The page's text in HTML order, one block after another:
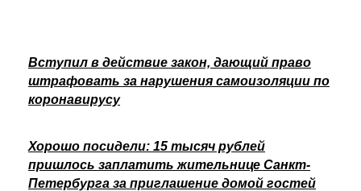
Вступил в действие закон, дающий право
штрафовать за нарушения самоизоляции по
коронавирусу
Хорошо посидели: 15 тысяч рублей
пришлось заплатить жительнице Санкт-
Петербурга за приглашение домой гостей